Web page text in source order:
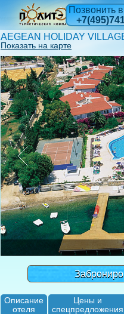
Позвонить
AEGEAN HOLIDAY
Показать на карте
Описание
отеля
Цены и
спецпредложения